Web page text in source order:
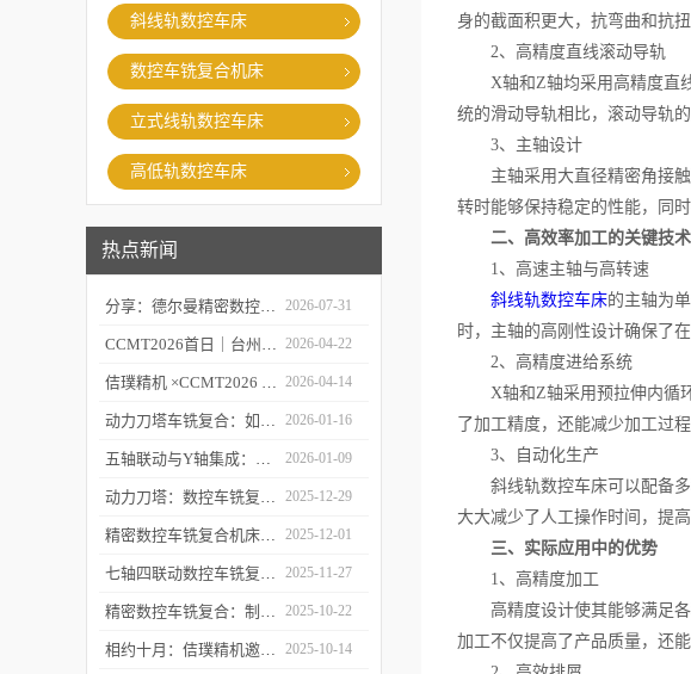
斜线轨数控车床
数控车铣复合机床
立式线轨数控车床
高低轨数控车床
热点新闻
分享：德尔曼精密数控车铣复合的故障处理经验 2026-07-31
CCMT2026首日｜台州市委常委、市政府副市长李昌明等领导莅临台州德尔曼机床展台视察指导，共话工业母机新未来 2026-04-22
佶璞精机 ×CCMT2026 | 双主轴车铣复合硬核亮相，以新质生产力定义中国智造 2026-04-14
动力刀塔车铣复合：如何实现“一次装夹，完整加工”？ 2026-01-16
五轴联动与Y轴集成：深度剖析精密数控车铣复合机床的核心技术突破 2026-01-09
动力刀塔：数控车铣复合机床的“心脏”如何实现车铣一体化？ 2025-12-29
精密数控车铣复合机床的“五轴联动”技术探秘 2025-12-01
七轴四联动数控车铣复合机床：复杂零件一体化加工解决方案 2025-11-27
精密数控车铣复合：制造业升级的“核心引擎” 2025-10-22
相约十月：佶璞精机邀您共赴CMES 2025 共启机床改革新征程 2025-10-14
身的截面积更大，抗弯曲和抗
2、高精度直线滚动导轨
X轴和Z轴均采用高精度直线
统的滑动导轨相比，滚动导轨
3、主轴设计
主轴采用大直径精密角接触
转时能够保持稳定的性能，同
二、高效率加工的关键技术
1、高速主轴与高转速
斜线轨数控车床的主轴为
时，主轴的高刚性设计确保了
2、高精度进给系统
X轴和Z轴采用预拉伸内循环
了加工精度，还能减少加工过
3、自动化生产
斜线轨数控车床可以配备多
大大减少了人工操作时间，提
三、实际应用中的优势
1、高精度加工
高精度设计使其能够满足各
加工不仅提高了产品质量，还